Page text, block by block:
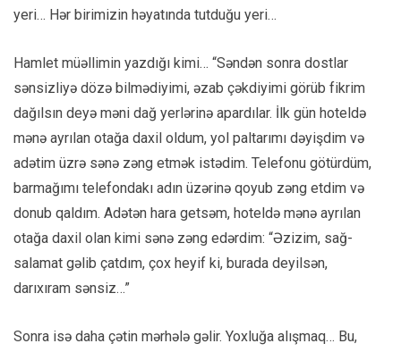
yeri… Hər birimizin həyatında tutduğu yeri…
Hamlet müəllimin yazdığı kimi… “Səndən sonra dostlar
sənsizliyə dözə bilmədiyimi, əzab çəkdiyimi görüb fikrim
dağılsın deyə məni dağ yerlərinə apardılar. İlk gün hoteldə
mənə ayrılan otağa daxil oldum, yol paltarımı dəyişdim və
adətim üzrə sənə zəng etmək istədim. Telefonu götürdüm,
barmağımı telefondakı adın üzərinə qoyub zəng etdim və
donub qaldım. Adətən hara getsəm, hoteldə mənə ayrılan
otağa daxil olan kimi sənə zəng edərdim: “Əzizim, sağ-
salamat gəlib çatdım, çox heyif ki, burada deyilsən,
darıxıram sənsiz…”
Sonra isə daha çətin mərhələ gəlir. Yoxluğa alışmaq… Bu,